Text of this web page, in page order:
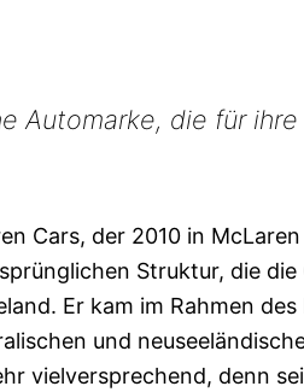
Automarke, die für
Cars, der 2010 in
Struktur, die
Er kam im Rahmen
und
vielversprechend, denn